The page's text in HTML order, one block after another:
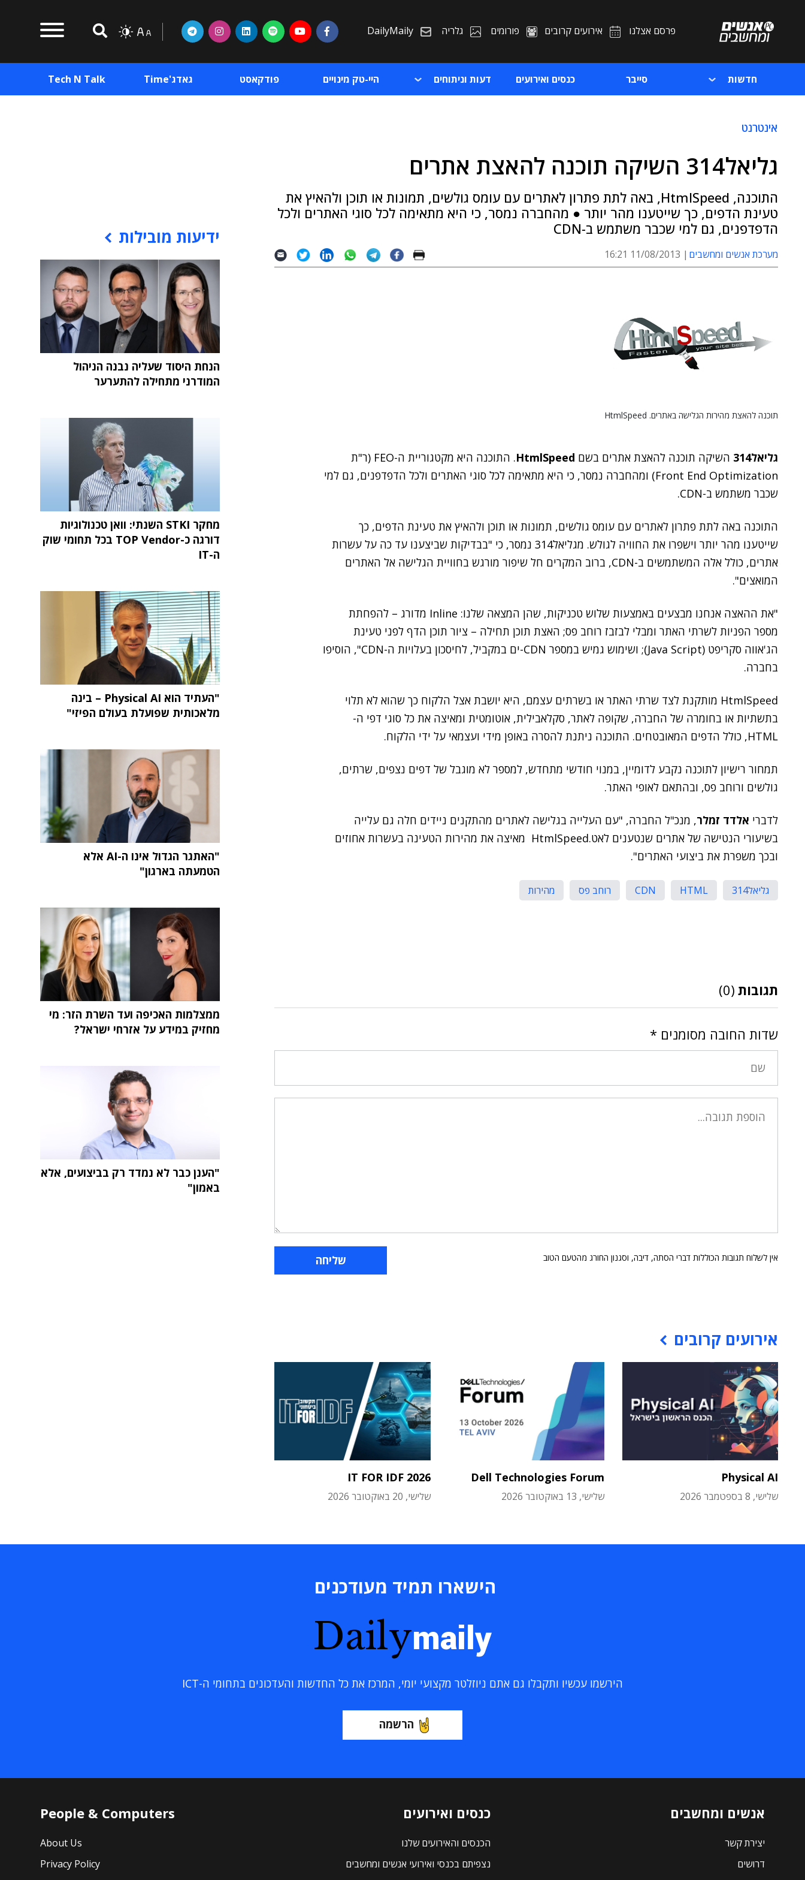
פרסם אצלנו אירועים קרובים פורומים גלריה DailyMaily
חדשות סייבר כנסים ואירועים דעות וניתוחים היי-טק מינויים פודקאסט גאדג'Time Tech N Talk
אינטרנט
גליאל314 השיקה תוכנה להאצת אתרים
התוכנה, HtmlSpeed, באה לתת פתרון לאתרים עם עומס גולשים, תמונות או תוכן ולהאיץ את
טעינת הדפים, כך שייטענו מהר יותר ● מהחברה נמסר, כי היא מתאימה לכל סוגי האתרים ולכל
הדפדפנים, גם למי שכבר משתמש ב-CDN
מערכת אנשים ומחשבים 11/08/2013 16:21
תוכנה להאצת מהירות הגלישה באתרים. HtmlSpeed
גליאל314 השיקה תוכנה להאצת אתרים בשם HtmlSpeed
. התוכנה היא מקטגוריית ה-FEO (ר"ת
Front End Optimization) ומהחברה נמסר, כי היא מתאימה לכל סוגי האתרים ולכל הדפדפנים, גם למי
שכבר משתמש ב-CDN.
התוכנה באה לתת פתרון לאתרים עם עומס גולשים, תמונות או תוכן ולהאיץ את טעינת הדפים, כך
שייטענו מהר יותר וישפרו את החוויה לגולש. מגליאל314 נמסר, כי "בבדיקות שביצענו עד כה על עשרות
אתרים, כולל אלה המשתמשים ב-CDN, ברוב המקרים חל שיפור מורגש בחוויית הגלישה אל האתרים
המואצים".
"את ההאצה אנחנו מבצעים באמצעות שלוש טכניקות, שהן המצאה שלנו: Inline מדורג – להפחתת
מספר הפניות לשרתי האתר ומבלי לבזבז רוחב פס; האצת תוכן תחילה – ציור תוכן הדף לפני טעינת
הג'אווה סקריפט (Java Script); ושימוש גמיש במספר CDN-ים במקביל, לחיסכון בעלויות ה-CDN", הוסיפו
בחברה.
HtmlSpeed מותקנת לצד שרתי האתר או בשרתים עצמם, היא יושבת אצל הלקוח כך שהוא לא תלוי
בתשתיות או בחומרה של החברה, שקופה לאתר, סקלאבילית, אוטומטית ומאיצה את כל סוגי דפי ה-
HTML, כולל הדפים המאובטחים. התוכנה ניתנת להסרה באופן מידי ועצמאי על ידי הלקוח.
תמחור רישיון לתוכנה נקבע לדומיין, במנוי חודשי מתחדש, למספר לא מוגבל של דפים נצפים, שרתים,
גולשים ורוחב פס, ובהתאם לאופי האתר.
לדברי אלדד זמלר, מנכ"ל החברה, "עם העלייה בגלישה לאתרים מהתקנים ניידים חלה גם עלייה
בשיעורי הנטישה של אתרים שנטענים לאט.HtmlSpeed מאיצה את מהירות הטעינה בעשרות אחוזים
ובכך משפרת את ביצועי האתרים".
גליאל314 HTML
CDN רוחב פס מהירות
תגובות (0)
שדות החובה מסומנים *
אין לשלוח תגובות הכוללות דברי הסתה, דיבה, וסגנון החורג מהטעם הטוב
אירועים קרובים
Physical AI
שלישי, 8 בספטמבר 2026
Dell Technologies Forum
שלישי, 13 באוקטובר 2026
IT FOR IDF 2026
שלישי, 20 באוקטובר 2026
ידיעות מובילות
הנחת היסוד שעליה נבנה הניהול
המודרני מתחילה להתערער
מחקר STKI השנתי: וואן טכנולוגיות
דורגה כ-TOP Vendor בכל תחומי שוק
ה-IT
"העתיד הוא Physical AI – בינה
מלאכותית שפועלת בעולם הפיזי"
"האתגר הגדול אינו ה-AI אלא
הטמעתה בארגון"
ממצלמות האכיפה ועד השרת הזר: מי
מחזיק במידע על אזרחי ישראל?
"הענן כבר לא נמדד רק בביצועים, אלא
באמון"
הישארו תמיד מעודכנים
Dailymaily
הירשמו עכשיו ותקבלו גם אתם ניוזלטר מקצועי יומי, המרכז את כל החדשות והעדכונים בתחומי ה-ICT
הרשמה
אנשים ומחשבים
יצירת קשר
דרושים
כנסים ואירועים
הכנסים והאירועים שלנו
נצפיתם בכנסי ואירועי אנשים ומחשבים
People & Computers
About Us
Privacy Policy